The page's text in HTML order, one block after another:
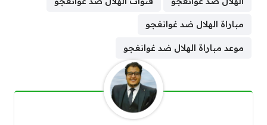
مباراة الهلال ضد غوانغجو
موعد مباراة الهلال ضد غوانغجو